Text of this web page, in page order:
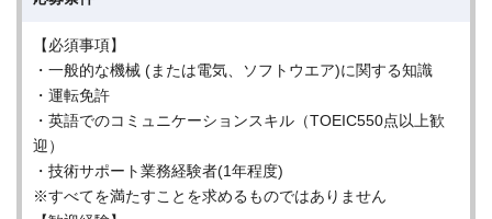
【必須事項】
・一般的な機械 (または電気、ソフトウエア)に関する知識
・運転免許
・英語でのコミュニケーションスキル（TOEIC550点以上歓
迎）
・技術サポート業務経験者(1年程度)
※すべてを満たすことを求めるものではありません